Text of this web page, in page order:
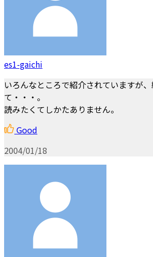
es1-gaichi
いろんなところで紹介されていますが
て・・・。
読みたくてしかたありません。
Good
2004/01/18